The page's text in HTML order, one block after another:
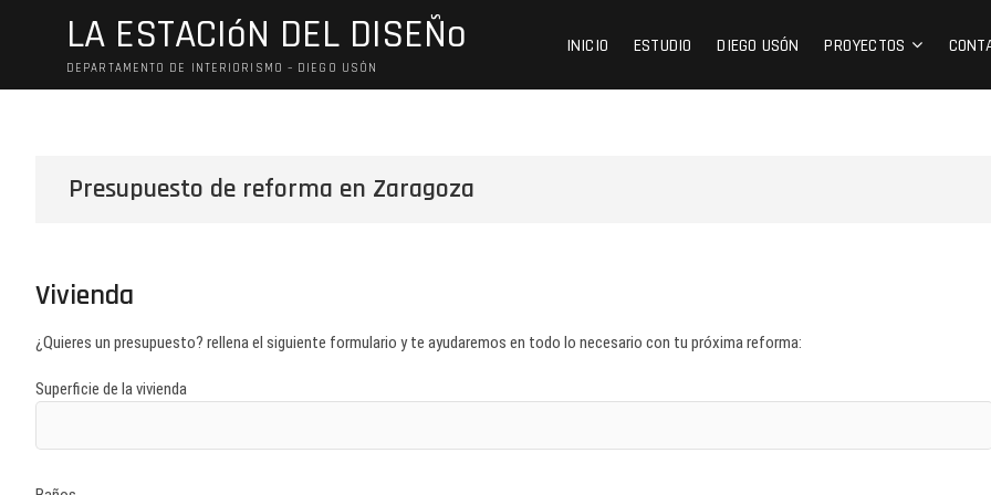
LA ESTACIóN DEL DISEÑo
DEPARTAMENTO DE INTERIORISMO – DIEGO USÓN
INICIO ESTUDIO DIEGO USÓN PROYECTOS
Presupuesto de reforma en Zaragoza
Vivienda
¿Quieres un presupuesto? rellena el siguiente formulario y te ayudaremos en todo lo necesario con tu próxima reforma:
Superficie de la vivienda